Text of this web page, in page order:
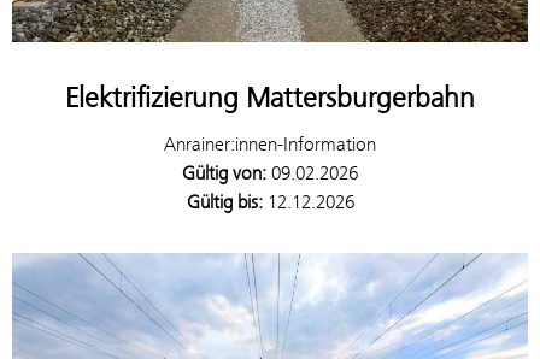
Elektrifizierung Mattersburgerbahn
Anrainer:innen-Information
Gültig von: 09.02.2026
Gültig bis:12.12.2026